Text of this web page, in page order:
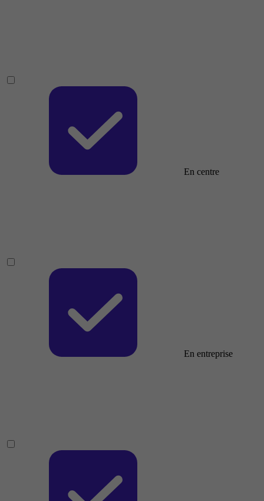
En centre
En entreprise